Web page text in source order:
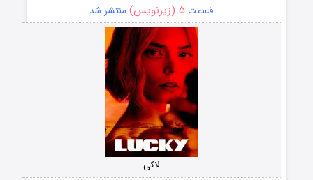
قسمت ۵ (زیرنویس) منتشر شد
لاکی